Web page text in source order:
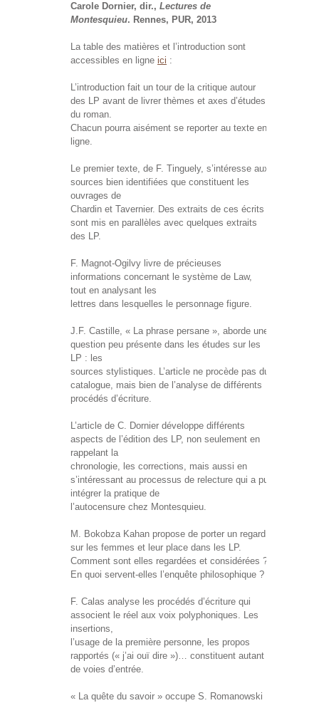
Carole Dornier, dir., Lectures de
Montesquieu. Rennes, PUR, 2013
La table des matières et l’introduction sont
accessibles en ligne ici :
L’introduction fait un tour de la critique autour
des LP avant de livrer thèmes et axes d’études
du roman.
Chacun pourra aisément se reporter au texte en
ligne.
Le premier texte, de F. Tinguely, s’intéresse aux
sources bien identifiées que constituent les
ouvrages de
Chardin et Tavernier. Des extraits de ces écrits
sont mis en parallèles avec quelques extraits
des LP.
F. Magnot-Ogilvy livre de précieuses
informations concernant le système de Law,
tout en analysant les
lettres dans lesquelles le personnage figure.
J.F. Castille, « La phrase persane », aborde une
question peu présente dans les études sur les
LP : les
sources stylistiques. L’article ne procède pas du
catalogue, mais bien de l’analyse de différents
procédés d’écriture.
L’article de C. Dornier développe différents
aspects de l’édition des LP, non seulement en
rappelant la
chronologie, les corrections, mais aussi en
s’intéressant au processus de relecture qui a pu
intégrer la pratique de
l’autocensure chez Montesquieu.
M. Bokobza Kahan propose de porter un regard
sur les femmes et leur place dans les LP.
Comment sont elles regardées et considérées ?
En quoi servent-elles l’enquête philosophique ?
F. Calas analyse les procédés d’écriture qui
associent le réel aux voix polyphoniques. Les
insertions,
l’usage de la première personne, les propos
rapportés (« j’ai ouï dire »)… constituent autant
de voies d’entrée.
« La quête du savoir » occupe S. Romanowski